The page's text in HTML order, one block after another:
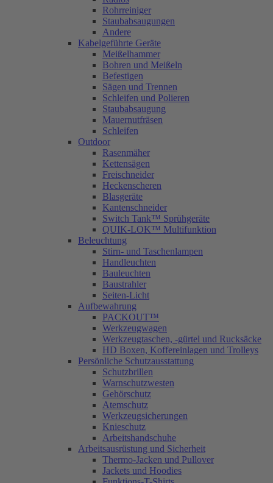
Rohrreiniger
Staubabsaugungen
Andere
Kabelgeführte Geräte
Meißelhammer
Bohren und Meißeln
Befestigen
Sägen und Trennen
Schleifen und Polieren
Staubabsaugung
Mauernutfräsen
Schleifen
Outdoor
Rasenmäher
Kettensägen
Freischneider
Heckenscheren
Blasgeräte
Kantenschneider
Switch Tank™ Sprühgeräte
QUIK-LOK™ Multifunktion
Beleuchtung
Stirn- und Taschenlampen
Handleuchten
Bauleuchten
Baustrahler
Seiten-Licht
Aufbewahrung
PACKOUT™
Werkzeugwagen
Werkzeugtaschen, -gürtel und Rucksäcke
HD Boxen, Koffereinlagen und Trolleys
Persönliche Schutzausstattung
Schutzbrillen
Warnschutzwesten
Gehörschutz
Atemschutz
Werkzeugsicherungen
Knieschutz
Arbeitshandschuhe
Arbeitsausrüstung und Sicherheit
Thermo-Jacken und Pullover
Jackets und Hoodies